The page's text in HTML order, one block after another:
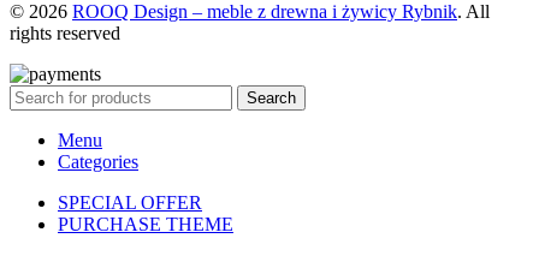
© 2026 ROOQ Design – meble z drewna i żywicy Rybnik. All
rights reserved
Search
Menu
Categories
SPECIAL OFFER
PURCHASE THEME